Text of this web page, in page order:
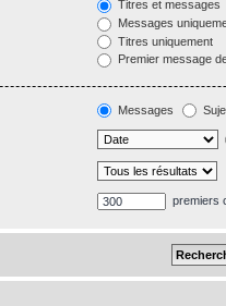
Titres et messages
Messages
Titres uniquement
Premier message
Messages
premiers